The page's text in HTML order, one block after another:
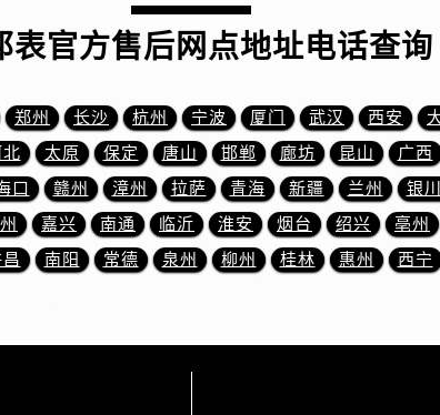
（需提前预约）
邦售后服务中心（需提前预约）
邦售后服务中心（需提前预约）
萧邦售后服务中心（需提前预约）
邦售后服务中心（需提前预约）
（需提前预约）
心（需提前预约）
表官方售后网点地址电话查询
郑州 长沙 杭州 宁波 厦门 武汉 西安
太原 保定 唐山 邯郸 廊坊 昆山
广西
口 赣州 漳州 拉萨 青海 新疆 兰州
银
嘉兴 南通 临沂 淮安 烟台 绍兴
亳州
南阳 常德 泉州 柳州 桂林 惠州 西宁